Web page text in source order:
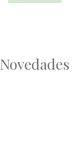
Novedades